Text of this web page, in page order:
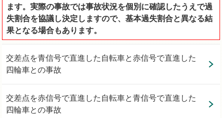
ます。実際の事故では事故状況を個別に確認したうえで過
失割合を協議し決定しますので、基本過失割合と異なる結
果となる場合もあります。
交差点を青信号で直進した自転車と赤信号で直進した
四輪車との事故
交差点を赤信号で直進した自転車と青信号で直進した
四輪車との事故